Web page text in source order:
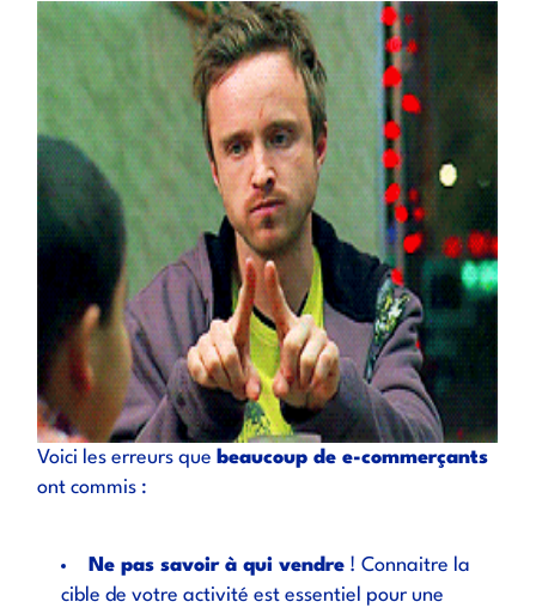
Voici les erreurs que beaucoup de e-commerçants
ont commis :
Ne pas savoir à qui vendre ! Connaitre la
cible de votre activité est essentiel pour une